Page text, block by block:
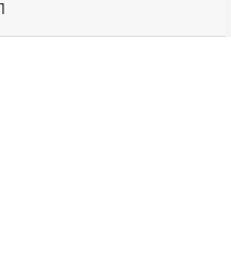
1